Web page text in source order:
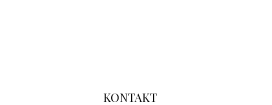
KONTAKT